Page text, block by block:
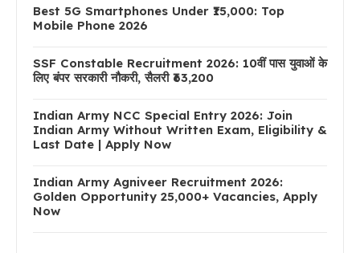
Best 5G Smartphones Under ₹15,000: Top
Mobile Phone 2026
SSF Constable Recruitment 2026: 10वीं पास युवाओं के
लिए बंपर सरकारी नौकरी, सैलरी ₹63,200
Indian Army NCC Special Entry 2026: Join
Indian Army Without Written Exam, Eligibility &
Last Date | Apply Now
Indian Army Agniveer Recruitment 2026:
Golden Opportunity 25,000+ Vacancies, Apply
Now